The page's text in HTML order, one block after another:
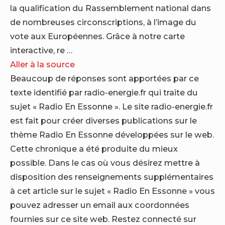
la qualification du Rassemblement national dans
de nombreuses circonscriptions, à l’image du
vote aux Européennes. Grâce à notre carte
interactive, re …
Aller à la source
Beaucoup de réponses sont apportées par ce
texte identifié par radio-energie.fr qui traite du
sujet « Radio En Essonne ». Le site radio-energie.fr
est fait pour créer diverses publications sur le
thème Radio En Essonne développées sur le web.
Cette chronique a été produite du mieux
possible. Dans le cas où vous désirez mettre à
disposition des renseignements supplémentaires
à cet article sur le sujet « Radio En Essonne » vous
pouvez adresser un email aux coordonnées
fournies sur ce site web. Restez connecté sur